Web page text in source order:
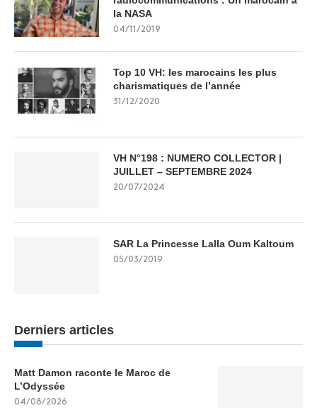
la NASA
04/11/2019
Top 10 VH: les marocains les plus
charismatiques de l’année
31/12/2020
VH N°198 : NUMERO COLLECTOR |
JUILLET – SEPTEMBRE 2024
20/07/2024
SAR La Princesse Lalla Oum Kaltoum
05/03/2019
Derniers articles
Matt Damon raconte le Maroc de
L’Odyssée
04/08/2026